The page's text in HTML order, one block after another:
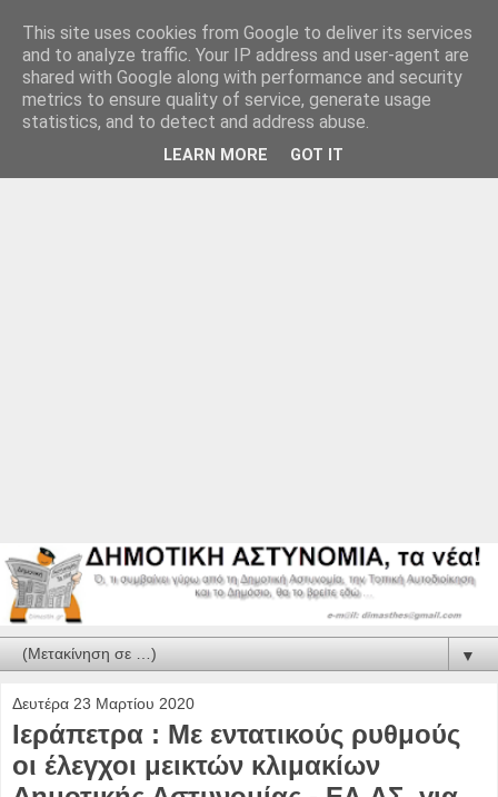
▼
Δευτέρα 23 Μαρτίου 2020
Ιεράπετρα : Με εντατικούς ρυθμούς
οι έλεγχοι μεικτών κλιμακίων
This site uses cookies from Google to deliver its services
and to analyze traffic. Your IP address and user-agent are
shared with Google along with performance and security
metrics to ensure quality of service, generate usage
statistics, and to detect and address abuse.
LEARN MORE GOT IT